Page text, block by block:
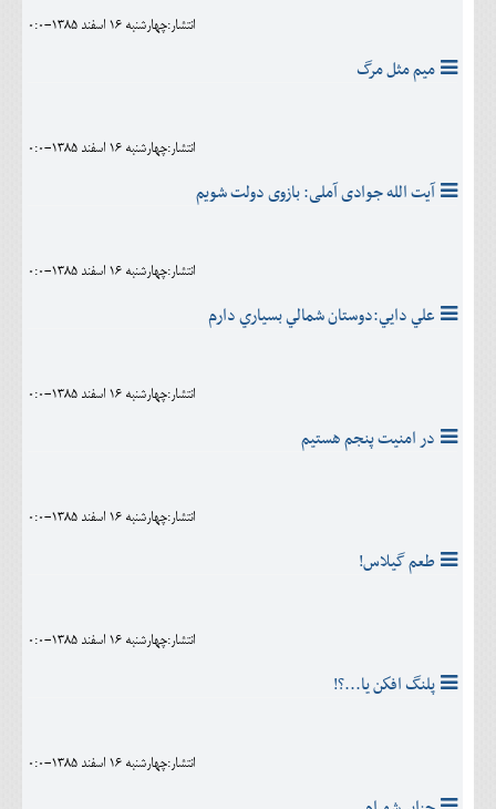
انتشار:چهارشنبه 16 اسفند 1385-0:0
ميم مثل مرگ
انتشار:چهارشنبه 16 اسفند 1385-0:0
آیت الله جوادی آملی: بازوی دولت شویم
انتشار:چهارشنبه 16 اسفند 1385-0:0
علي دايي:دوستان شمالي بسياري دارم
انتشار:چهارشنبه 16 اسفند 1385-0:0
در امنيت پنجم هستيم
انتشار:چهارشنبه 16 اسفند 1385-0:0
طعم گيلاس!
انتشار:چهارشنبه 16 اسفند 1385-0:0
پلنگ افكن يا...؟!
انتشار:چهارشنبه 16 اسفند 1385-0:0